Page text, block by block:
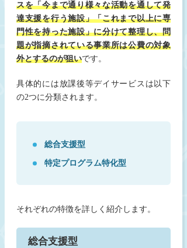
スを「今まで通り様々な活動を通して発
達支援を行う施設」「これまで以上に専
門性を持った施設」に分けて整理し、問
題が指摘されている事業所は公費の対象
外とするのが狙いです。
具体的には放課後等デイサービスは以下
の2つに分類されます。
総合支援型
特定プログラム特化型
それぞれの特徴を詳しく紹介します。
総合支援型